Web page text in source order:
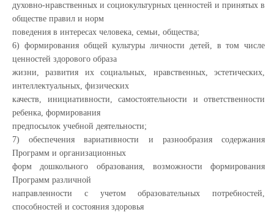
духовно-нравственных и социокультурных ценностей и принятых в
обществе правил и норм
поведения в интересах человека, семьи, общества;
6) формирования общей культуры личности детей, в том числе
ценностей здорового образа
жизни, развития их социальных, нравственных, эстетических,
интеллектуальных, физических
качеств, инициативности, самостоятельности и ответственности
ребенка, формирования
предпосылок учебной деятельности;
7) обеспечения вариативности и разнообразия содержания
Программ и организационных
форм дошкольного образования, возможности формирования
Программ различной
направленности с учетом образовательных потребностей,
способностей и состояния здоровья